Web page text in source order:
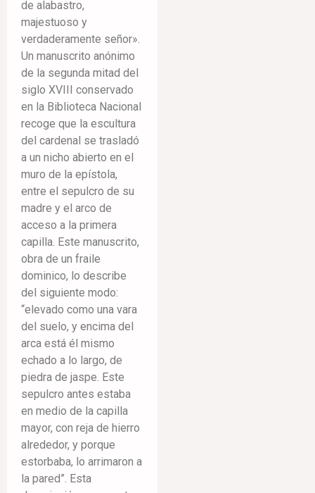
de alabastro,
majestuoso y
verdaderamente señor».
Un manuscrito anónimo
de la segunda mitad del
siglo XVIII conservado
en la Biblioteca Nacional
recoge que la escultura
del cardenal se trasladó
a un nicho abierto en el
muro de la epístola,
entre el sepulcro de su
madre y el arco de
acceso a la primera
capilla. Este manuscrito,
obra de un fraile
dominico, lo describe
del siguiente modo:
“elevado como una vara
del suelo, y encima del
arca está él mismo
echado a lo largo, de
piedra de jaspe. Este
sepulcro antes estaba
en medio de la capilla
mayor, con reja de hierro
alrededor, y porque
estorbaba, lo arrimaron a
la pared”. Esta